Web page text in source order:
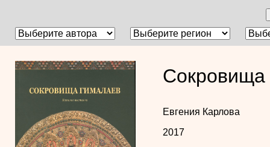
Сокровища
Евгения Карлова
2017